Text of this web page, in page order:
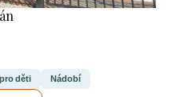
děti Nádobí